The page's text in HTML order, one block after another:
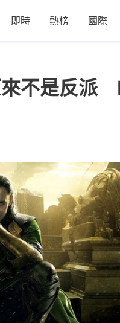
即時 熱榜 國際
來不是反